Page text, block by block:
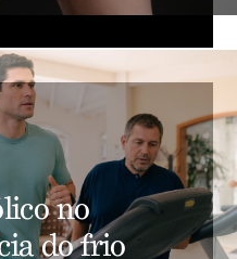
no
do frio